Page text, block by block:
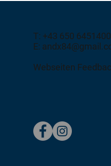
T: +43 650 6451400
E:
Webseiten